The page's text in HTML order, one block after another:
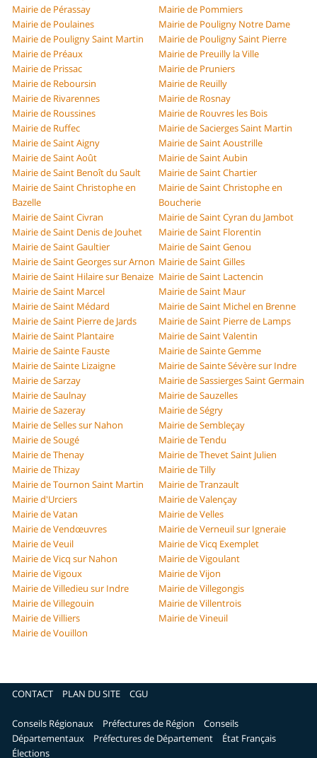
Mairie de Pérassay
Mairie de Pommiers
Mairie de Poulaines
Mairie de Pouligny Notre Dame
Mairie de Pouligny Saint Martin
Mairie de Pouligny Saint Pierre
Mairie de Préaux
Mairie de Preuilly la Ville
Mairie de Prissac
Mairie de Pruniers
Mairie de Reboursin
Mairie de Reuilly
Mairie de Rivarennes
Mairie de Rosnay
Mairie de Roussines
Mairie de Rouvres les Bois
Mairie de Ruffec
Mairie de Sacierges Saint Martin
Mairie de Saint Aigny
Mairie de Saint Aoustrille
Mairie de Saint Août
Mairie de Saint Aubin
Mairie de Saint Benoît du Sault
Mairie de Saint Chartier
Mairie de Saint Christophe en
Bazelle
Mairie de Saint Christophe en
Boucherie
Mairie de Saint Civran
Mairie de Saint Cyran du Jambot
Mairie de Saint Denis de Jouhet
Mairie de Saint Florentin
Mairie de Saint Gaultier
Mairie de Saint Genou
Mairie de Saint Georges sur Arnon Mairie de Saint Gilles
Mairie de Saint Hilaire sur Benaize Mairie de Saint Lactencin
Mairie de Saint Marcel
Mairie de Saint Maur
Mairie de Saint Médard
Mairie de Saint Michel en Brenne
Mairie de Saint Pierre de Jards
Mairie de Saint Pierre de Lamps
Mairie de Saint Plantaire
Mairie de Saint Valentin
Mairie de Sainte Fauste
Mairie de Sainte Gemme
Mairie de Sainte Lizaigne
Mairie de Sainte Sévère sur Indre
Mairie de Sarzay
Mairie de Sassierges Saint Germain
Mairie de Saulnay
Mairie de Sauzelles
Mairie de Sazeray
Mairie de Ségry
Mairie de Selles sur Nahon
Mairie de Sembleçay
Mairie de Sougé
Mairie de Tendu
Mairie de Thenay
Mairie de Thevet Saint Julien
Mairie de Thizay
Mairie de Tilly
Mairie de Tournon Saint Martin
Mairie de Tranzault
Mairie d'Urciers
Mairie de Valençay
Mairie de Vatan
Mairie de Velles
Mairie de Vendœuvres
Mairie de Verneuil sur Igneraie
Mairie de Veuil
Mairie de Vicq Exemplet
Mairie de Vicq sur Nahon
Mairie de Vigoulant
Mairie de Vigoux
Mairie de Vijon
Mairie de Villedieu sur Indre
Mairie de Villegongis
Mairie de Villegouin
Mairie de Villentrois
Mairie de Villiers
Mairie de Vineuil
Mairie de Vouillon
CONTACT PLAN DU SITE CGU
Conseils Régionaux Préfectures de Région
Conseils
Départementaux
Préfectures de Département
État Français
Élections